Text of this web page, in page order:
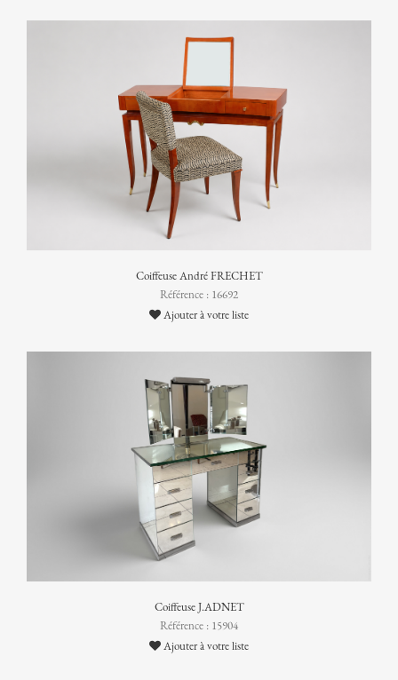
Coiffeuse André FRECHET
Référence : 16692
Ajouter à votre liste
Coiffeuse J.ADNET
Référence : 15904
Ajouter à votre liste